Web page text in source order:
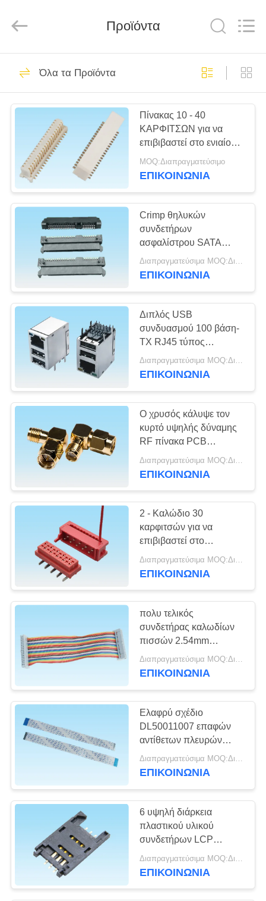
ΣΠΊΤΙ
ΠΡΟΪΌΝΤΑ
ΠΕΡΊΠΟΥ
ΕΜΕΊΣ
ΓΎΡΟΣ
ΕΡΓΟΣΤΑΣΊΩΝ
ΠΟΙΟΤΙΚΌΣ
ΈΛΕΓΧΟΣ
ΜΑΣ
ΕΛΆΤΕ
ΕΠΑΦΉ
ΜΕ
ΖΗΤΉΣΤΕ
ΈΝΑ
ΑΠΌΣΠΑΣΜΑ
NEWS
SITEMAP
PRIVACY
POLICY
Rights
Reserved.
fpc συνδετήρας
καλωδίων
πίνακας για να
επιβιβαστεί στο
συνδετήρα
85
usb συνδετήρας
τύπων γ
Συνδετήρας
γκοφρετών
Συνδετήρας
επιγραφών
καρφιτσών
θηλυκός
συνδετήρας
επιγραφών
22
Συνδετήρας καρτών
SIM
Προϊόντα
Όλα τα Προϊόντα
Πίνακας 10 - 40
ΚΑΡΦΙΤΣΩΝ για να
επιβιβαστεί στο ενιαίο
μοντάρισμα επιφάνειας
τύπων αυλακώσεων
MOQ:Διαπραγματεύσιμο
ΕΠΙΚΟΙΝΩΝΙΑ
Crimp θηλυκών
συνδετήρων
ασφαλίστρου SATA
κατοικία για το
συνδετήρα Computor
Διαπραγματεύσιμα MOQ:Διαπραγματεύσιμο
ΕΠΙΚΟΙΝΩΝΙΑ
Διπλός USB
συνδυασμού 100 βάση-
TX RJ45 τύπος
ΕΜΒΎΘΙΣΗΣ
συνδετήρων με το φως
Διαπραγματεύσιμα MOQ:Διαπραγματεύσιμο
ΕΠΙΚΟΙΝΩΝΙΑ
Ο χρυσός κάλυψε τον
κυρτό υψηλής δύναμης
RF πίνακα PCB
συνδετήρων UL94V-0
υλικό ερχόμενος σε
ΕΠΙΚΟΙΝΩΝΙΑ
2 - Καλώδιο 30
καρφιτσών για να
επιβιβαστεί στο
συνδετήρα ακρών,
ηλεκτρονική καλωδίων
συνδετήρων διπλή
Διαπραγματεύσιμα MOQ:Διαπραγματεύσιμο
ΕΠΙΚΟΙΝΩΝΙΑ
πολυ τελικός
συνδετήρας καλωδίων
πισσών 2.54mm
ελαφρύς για το έξυπνο
σπίτι
Διαπραγματεύσιμα MOQ:Διαπραγματεύσιμο
ΕΠΙΚΟΙΝΩΝΙΑ
Ελαφρύ σχέδιο
DL50011007 επαφών
αντίθετων πλευρών
καλωδίων FFC
εύκαμπτο επίπεδο
Διαπραγματεύσιμα MOQ:Διαπραγματεύσιμο
ΕΠΙΚΟΙΝΩΝΙΑ
6 υψηλή διάρκεια
πλαστικού υλικού
συνδετήρων LCP
καρτών ηλεκτρονικών
τμημάτων SIM
ΕΠΙΚΟΙΝΩΝΙΑ